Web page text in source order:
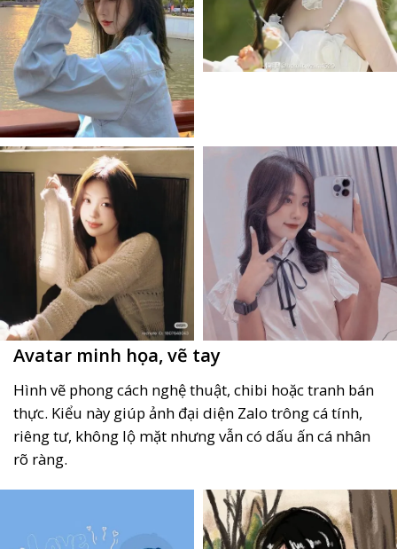
Avatar minh họa, vẽ tay
Hình vẽ phong cách nghệ thuật, chibi hoặc tranh bán
thực. Kiểu này giúp ảnh đại diện Zalo trông cá tính,
riêng tư, không lộ mặt nhưng vẫn có dấu ấn cá nhân
rõ ràng.